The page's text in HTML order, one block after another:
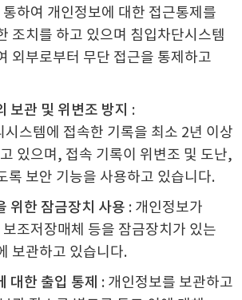
하여 개인정보에 대한 접근통제를
조치를 하고 있으며 침입차단시스템
외부로부터 무단 접근을 통제하고
보관 및 위변조 방지 :
시스템에 접속한 기록을 최소 2년 이상
있으며, 접속 기록이 위변조 및 도난,
록 보안 기능을 사용하고 있습니다.
위한 잠금장치 사용 : 개인정보가
조저장매체 등을 잠금장치가 있는
보관하고 있습니다.
대한 출입 통제 : 개인정보를 보관하고